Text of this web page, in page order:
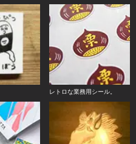
レトロな業務用シール。